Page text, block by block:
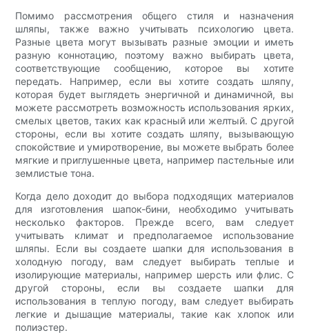
Помимо рассмотрения общего стиля и назначения
шляпы, также важно учитывать психологию цвета.
Разные цвета могут вызывать разные эмоции и иметь
разную коннотацию, поэтому важно выбирать цвета,
соответствующие сообщению, которое вы хотите
передать. Например, если вы хотите создать шляпу,
которая будет выглядеть энергичной и динамичной, вы
можете рассмотреть возможность использования ярких,
смелых цветов, таких как красный или желтый. С другой
стороны, если вы хотите создать шляпу, вызывающую
спокойствие и умиротворение, вы можете выбрать более
мягкие и приглушенные цвета, например пастельные или
землистые тона.
Когда дело доходит до выбора подходящих материалов
для изготовления шапок-бини, необходимо учитывать
несколько факторов. Прежде всего, вам следует
учитывать климат и предполагаемое использование
шляпы. Если вы создаете шапки для использования в
холодную погоду, вам следует выбирать теплые и
изолирующие материалы, например шерсть или флис. С
другой стороны, если вы создаете шапки для
использования в теплую погоду, вам следует выбирать
легкие и дышащие материалы, такие как хлопок или
полиэстер.